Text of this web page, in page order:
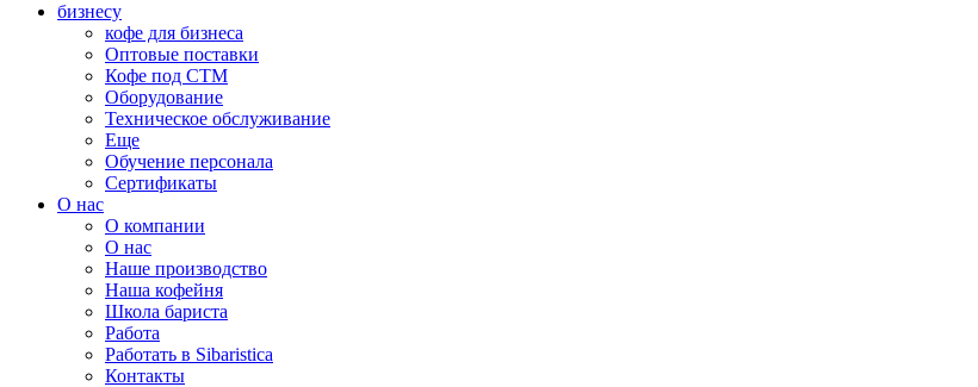
бизнесу
кофе для бизнеса
Оптовые поставки
Кофе под СТМ
Оборудование
Техническое обслуживание
Еще
Обучение персонала
Сертификаты
О нас
O компании
О нас
Наше производство
Наша кофейня
Школа бариста
Работа
Работать в Sibaristica
Контакты